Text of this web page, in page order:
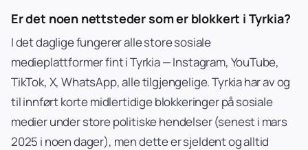
Er det noen nettsteder som er blokkert i Tyrkia?
I det daglige fungerer alle store sosiale
medieplattformer fint i Tyrkia — Instagram, YouTube,
TikTok, X, WhatsApp, alle tilgjengelige. Tyrkia har av og
til innført korte midlertidige blokkeringer på sosiale
medier under store politiske hendelser (senest i mars
2025 i noen dager), men dette er sjeldent og alltid